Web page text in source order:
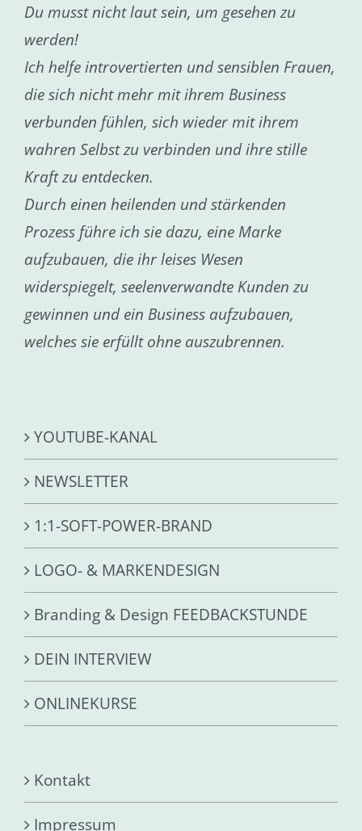
Du musst nicht laut sein, um gesehen zu
werden!
Ich helfe introvertierten und sensiblen Frauen,
die sich nicht mehr mit ihrem Business
verbunden fühlen, sich wieder mit ihrem
wahren Selbst zu verbinden und ihre stille
Kraft zu entdecken.
Durch einen heilenden und stärkenden
Prozess führe ich sie dazu, eine Marke
aufzubauen, die ihr leises Wesen
widerspiegelt, seelenverwandte Kunden zu
gewinnen und ein Business aufzubauen,
welches sie erfüllt ohne auszubrennen.
YOUTUBE-KANAL
NEWSLETTER
1:1-SOFT-POWER-BRAND
LOGO- & MARKENDESIGN
Branding & Design FEEDBACKSTUNDE
DEIN INTERVIEW
ONLINEKURSE
Kontakt
Impressum